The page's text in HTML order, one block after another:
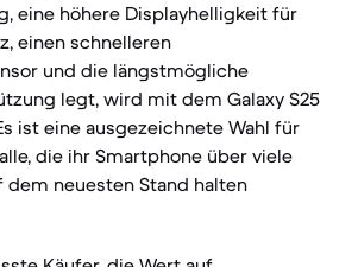
eine höhere Displayhelligkeit für
einen schnelleren
und die längstmögliche
legt, wird mit dem Galaxy S25
ist eine ausgezeichnete Wahl für
die ihr Smartphone über viele
dem neuesten Stand halten